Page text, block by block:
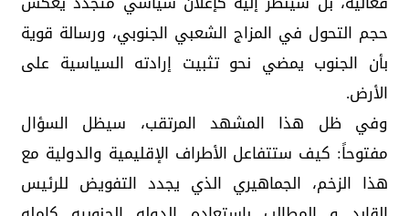
حجم التحول في المزاج الشعبي الجنوبي، ورسالة قوية
بأن الجنوب يمضي نحو تثبيت إرادته السياسية على
الأرض.
وفي ظل هذا المشهد المرتقب، سيظل السؤال
مفتوحاً: كيف ستتفاعل الأطراف الإقليمية والدولية مع
هذا الزخم، الجماهيري الذي يجدد التفويض للرئيس